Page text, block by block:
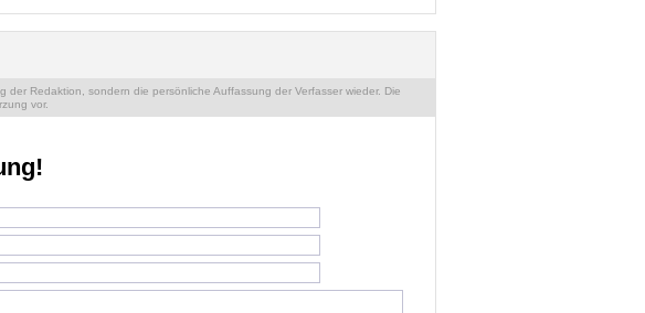
Redaktion, sondern die persönliche Auffassung der Verfasser wieder. Die
vor.